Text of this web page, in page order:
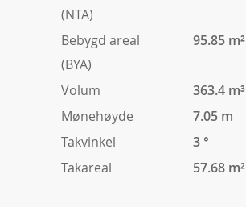
(NTA)
Bebygd areal
(BYA)
95.85 m²
Volum
363.4 m³
Mønehøyde
7.05 m
Takvinkel
3 °
Takareal
57.68 m²